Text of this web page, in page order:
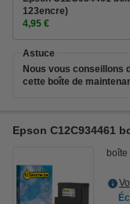
123encre)
4,95 €
Astuce
Nous vous conseillons
cette boîte de
Epson C12C934461